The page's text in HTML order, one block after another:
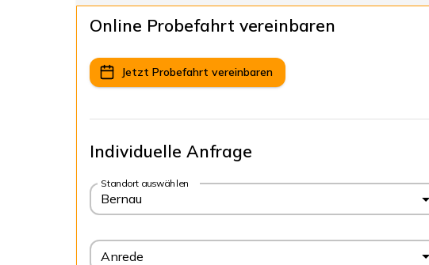
Online Probefahrt vereinbaren
Jetzt Probefahrt vereinbaren
Individuelle Anfrage
Standort auswählen
Bernau
Anrede